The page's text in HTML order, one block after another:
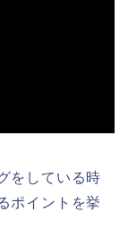
をしている時
ポイントを挙